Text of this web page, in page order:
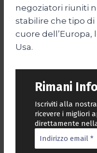
negoziatori riuniti
stabilire che tipo di
cuore dell’Europa,
Usa.
Rimani
Iscriviti alla
ricevere i migliori
direttamente